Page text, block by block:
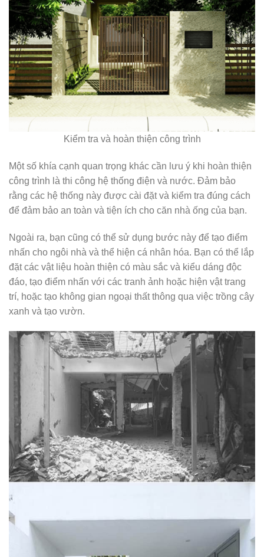
Kiểm tra và hoàn thiện công trình
Một số khía cạnh quan trọng khác cần lưu ý khi hoàn thiện
công trình là thi công hệ thống điện và nước. Đảm bảo
rằng các hệ thống này được cài đặt và kiểm tra đúng cách
để đảm bảo an toàn và tiện ích cho căn nhà ống của bạn.
Ngoài ra, bạn cũng có thể sử dụng bước này để tạo điểm
nhấn cho ngôi nhà và thể hiện cá nhân hóa. Bạn có thể lắp
đặt các vật liệu hoàn thiện có màu sắc và kiểu dáng độc
đáo, tạo điểm nhấn với các tranh ảnh hoặc hiện vật trang
trí, hoặc tạo không gian ngoại thất thông qua việc trồng cây
xanh và tạo vườn.